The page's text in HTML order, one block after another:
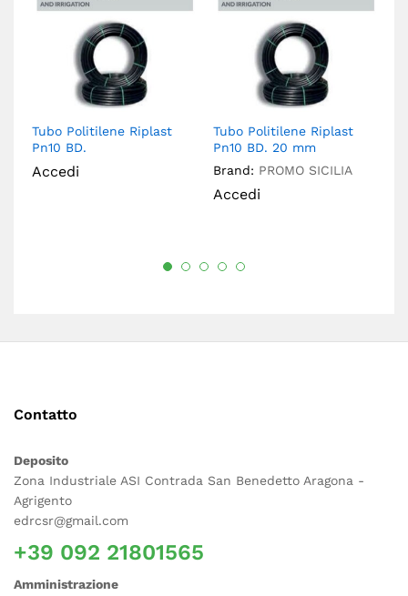
Tubo Politilene Riplast
Pn10 BD.
Accedi
Tubo Politilene Riplast
Pn10 BD. 20 mm
Brand: PROMO SICILIA
Accedi
Contatto
Deposito
Zona Industriale ASI Contrada San Benedetto Aragona -
Agrigento
edrcsr@gmail.com
+39 092 21801565
Amministrazione